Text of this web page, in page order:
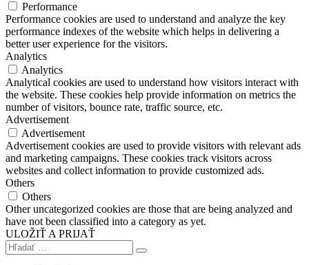
Performance
Performance cookies are used to understand and analyze the key
performance indexes of the website which helps in delivering a
better user experience for the visitors.
Analytics
Analytics
Analytical cookies are used to understand how visitors interact with
the website. These cookies help provide information on metrics the
number of visitors, bounce rate, traffic source, etc.
Advertisement
Advertisement
Advertisement cookies are used to provide visitors with relevant ads
and marketing campaigns. These cookies track visitors across
websites and collect information to provide customized ads.
Others
Others
Other uncategorized cookies are those that are being analyzed and
have not been classified into a category as yet.
ULOŽIŤ A PRIJAŤ